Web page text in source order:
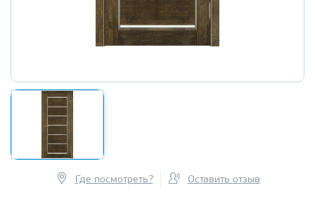
Где посмотреть? Оставить отзыв